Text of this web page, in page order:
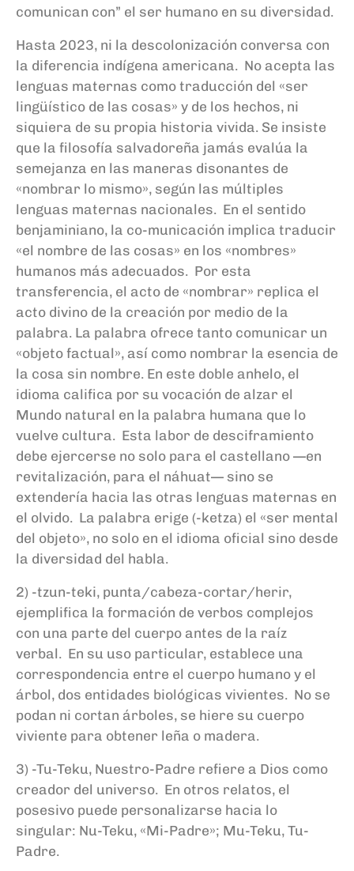
comunican con” el ser humano en su diversidad.
Hasta 2023, ni la descolonización conversa con
la diferencia indígena americana. No acepta las
lenguas maternas como traducción del «ser
lingüístico de las cosas» y de los hechos, ni
siquiera de su propia historia vivida. Se insiste
que la filosofía salvadoreña jamás evalúa la
semejanza en las maneras disonantes de
«nombrar lo mismo», según las múltiples
lenguas maternas nacionales. En el sentido
benjaminiano, la co-municación implica traducir
«el nombre de las cosas» en los «nombres»
humanos más adecuados. Por esta
transferencia, el acto de «nombrar» replica el
acto divino de la creación por medio de la
palabra. La palabra ofrece tanto comunicar un
«objeto factual», así como nombrar la esencia de
la cosa sin nombre. En este doble anhelo, el
idioma califica por su vocación de alzar el
Mundo natural en la palabra humana que lo
vuelve cultura. Esta labor de desciframiento
debe ejercerse no solo para el castellano —en
revitalización, para el náhuat— sino se
extendería hacia las otras lenguas maternas en
el olvido. La palabra erige (-ketza) el «ser mental
del objeto», no solo en el idioma oficial sino desde
la diversidad del habla.
2) -tzun-teki, punta/cabeza-cortar/herir,
ejemplifica la formación de verbos complejos
con una parte del cuerpo antes de la raíz
verbal. En su uso particular, establece una
correspondencia entre el cuerpo humano y el
árbol, dos entidades biológicas vivientes. No se
podan ni cortan árboles, se hiere su cuerpo
viviente para obtener leña o madera.
3) -Tu-Teku, Nuestro-Padre refiere a Dios como
creador del universo. En otros relatos, el
posesivo puede personalizarse hacia lo
singular: Nu-Teku, «Mi-Padre»; Mu-Teku, Tu-
Padre.